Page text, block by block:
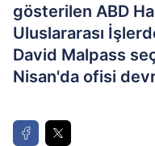
gösterilen ABD
Uluslararası
David Malpass
Nisan'da ofisi